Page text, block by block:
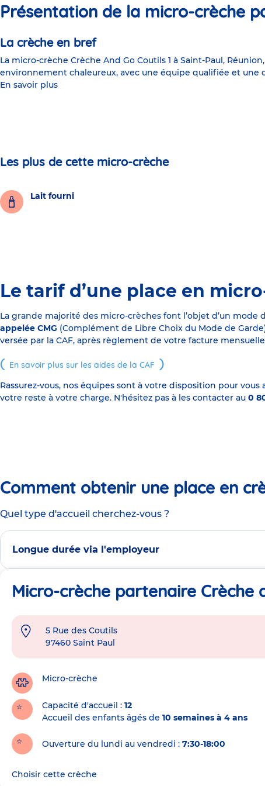
Présentation de la micro-crèche
La crèche en bref
La micro-crèche Crèche And Go Coutils 1 à Saint-Paul,
environnement chaleureux, avec une équipe qualifiée et une
En savoir plus
Les plus de cette micro-crèche
Lait fourni
Le tarif d’une place en
La grande majorité des micro-crèches font l’objet d’un mode
appelée CMG (Complément de Libre Choix du Mode de
versée par la CAF, après règlement de votre facture
En savoir plus sur les aides de la CAF
Rassurez-vous, nos équipes sont à votre disposition pour
votre reste à votre charge. N'hésitez pas à les contacter au 0
Comment obtenir une place en
Quel type d'accueil cherchez-vous ?
Longue durée via l'employeur
Micro-crèche partenaire Crèche
Adresse
crèche
5 Rue des Coutils
97460 Saint Paul
Micro-crèche
Capacité d'accueil
12
Accueil des enfants âgés de 10 semaines à 4 ans
Ouverture du lundi au vendredi : 7:30-18:00
Choisir cette crèche